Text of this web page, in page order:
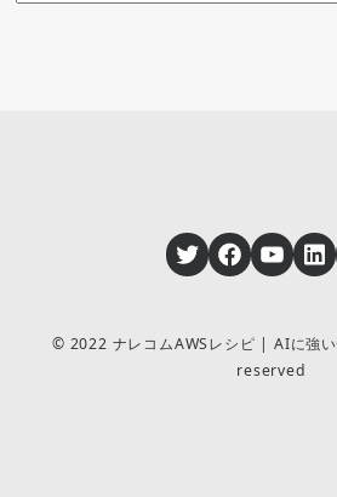
Twitter Facebook YouTube LinkedIn
© 2022 ナレコムAWSレシピ | AIに強
reserved